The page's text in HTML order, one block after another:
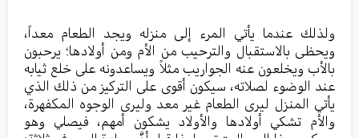
ولذلك عندما يأتي المرء إلى منزله ويجد الطعام معداً،
ويحظى بالاستقبال والترحيب من الأم ومن أولادها؛ يرحبون
بالأب ويخلعون عنه الجواريب مثلاً ويساعدونه على خلع ثيابه
عند الوضوء لصلاته، سيكون أقوى على التركيز من ذلك الذي
يأتي المنزل ليرى الطعام غير معد وليرى الوجوه المكفهرة،
والأم تشكي أولادها والأولاد يشكون أمهم، فيصلي وهو